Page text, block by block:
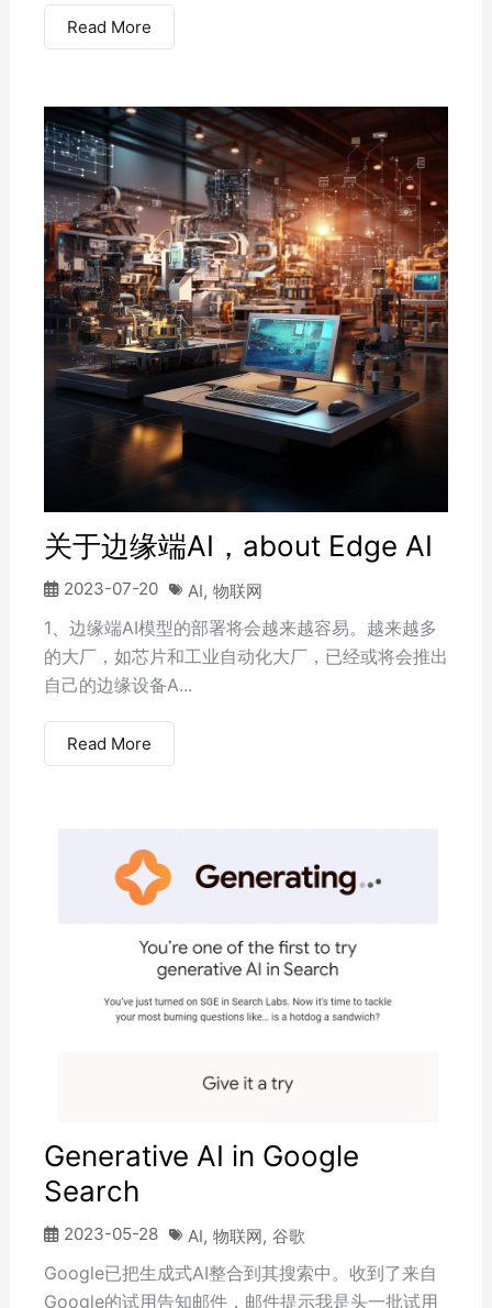
Read More
关于边缘端AI，about Edge AI
2023-07-20 AI, 物联网
1、边缘端AI模型的部署将会越来越容易。越来越多
的大厂，如芯片和工业自动化大厂，已经或将会推出
自己的边缘设备A...
Read More
Generative AI in Google
Search
2023-05-28 AI, 物联网, 谷歌
Google已把生成式AI整合到其搜索中。收到了来自
Google的试用告知邮件，邮件提示我是头一批试用